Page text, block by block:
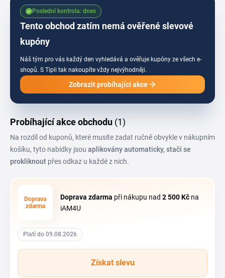
kód iAM4U vyplatí spojit s produkty, které právě dochází nebo se prodávají v
sezónní nabídce.
Tento obchod zatím nemá ověřené slevové
kupóny
Náš tým pro vás každý den vyhledává a ověřuje kupóny ze všech e-
shopů. S Tipli tak nakoupíte vždy nejvýhodněji.
Poslední kontrola: dnes
Zobrazit probíhající akce
Probíhající akce obchodu (1)
Na rozdíl od kuponů, které musíte zadat ručně obvykle v nákupním
košíku, tyto nabídky jsou aplikovány automaticky, stačí se
prokliknout přes odkaz u každé z nich.
Doprava
zdarma
Doprava zdarma při nákupu nad 2500 Kč na
iAM4U
Platí do 09.08.2026
Získat slevu